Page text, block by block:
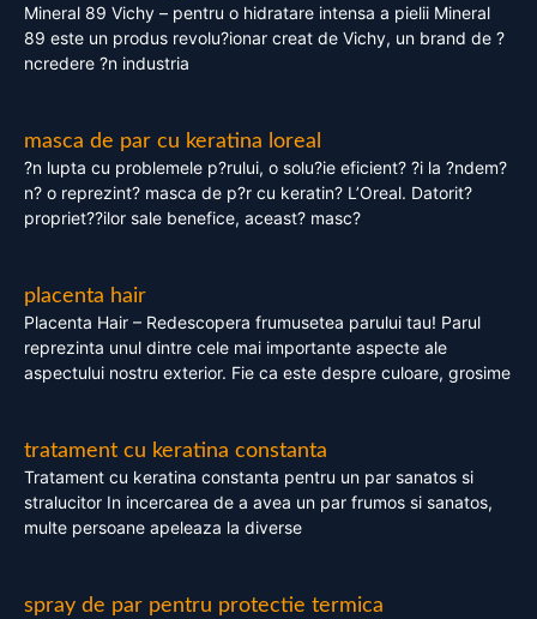
Mineral 89 Vichy – pentru o hidratare intensa a pielii Mineral
89 este un produs revolu?ionar creat de Vichy, un brand de ?
ncredere ?n industria
masca de par cu keratina loreal
?n lupta cu problemele p?rului, o solu?ie eficient? ?i la ?ndem?
n? o reprezint? masca de p?r cu keratin? L’Oreal. Datorit?
propriet??ilor sale benefice, aceast? masc?
placenta hair
Placenta Hair – Redescopera frumusetea parului tau! Parul
reprezinta unul dintre cele mai importante aspecte ale
aspectului nostru exterior. Fie ca este despre culoare, grosime
tratament cu keratina constanta
Tratament cu keratina constanta pentru un par sanatos si
stralucitor In incercarea de a avea un par frumos si sanatos,
multe persoane apeleaza la diverse
spray de par pentru protectie termica